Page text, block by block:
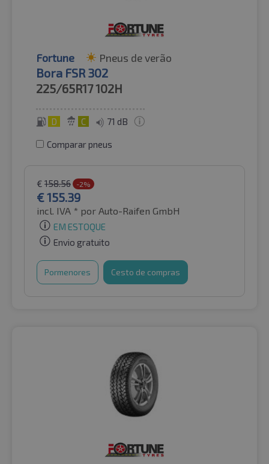
Fortune Pneus de verão
Bora FSR 302
225/65R17102H
D C 71 dB
Comparar pneus
€ 158.56 -2%
€155.39
incl. IVA * por Auto-Raifen GmbH
EM ESTOQUE
Envio gratuito
Pormenores Cesto de compras